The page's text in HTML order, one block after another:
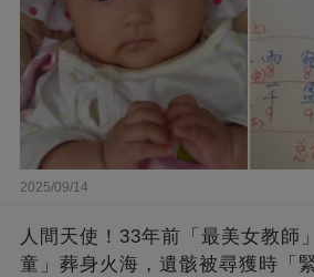
2025/09/14
人間天使！33年前「最美女教師
童」葬身火海，遺骸被尋獲時「